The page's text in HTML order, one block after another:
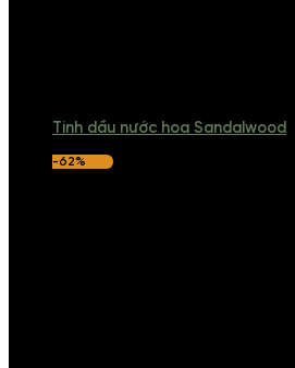
Tinh dầu nước hoa Sandalwood
-62%